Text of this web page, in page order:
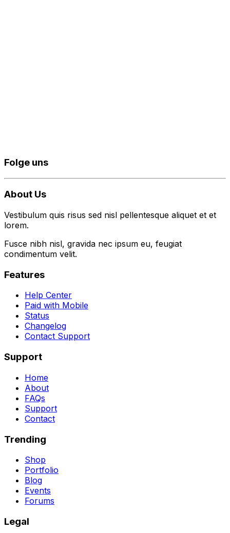
Folge uns
About Us
Vestibulum quis risus sed nisl pellentesque aliquet et et
lorem.
Fusce nibh nisl, gravida nec ipsum eu, feugiat
condimentum velit.
Features
Help Center
Paid with Mobile
Status
Changelog
Contact Support
Support
Home
About
FAQs
Support
Contact
Trending
Shop
Portfolio
Blog
Events
Forums
Legal